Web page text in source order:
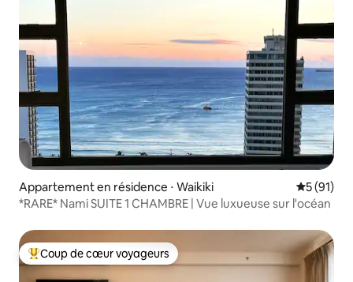
Appartement en résidence ⋅ Waikiki
5 (91)
*RARE* Nami SUITE 1 CHAMBRE | Vue luxueuse sur l'océan
Coups de cœur voyageurs les plus appréciés
Coup de cœur voyageurs